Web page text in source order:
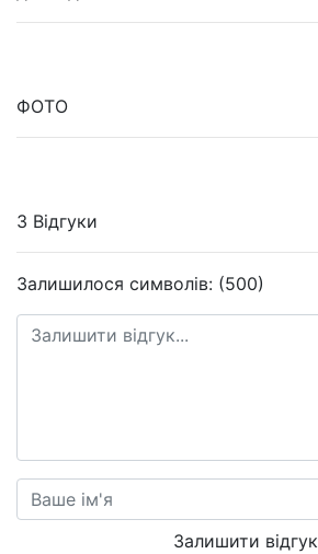
ФОТО
3 Відгуки
Залишилося символів: (500)
Залишити відгук